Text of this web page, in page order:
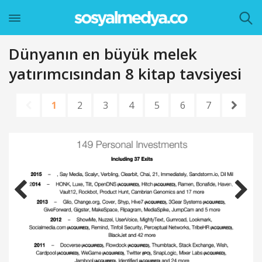
Dünyanın en büyük melek
yatırımcısından 8 kitap tavsiyesi
1 2 3 4 5 6 7